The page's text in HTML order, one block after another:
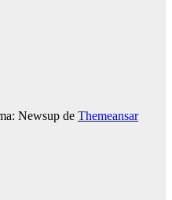
Newsup de Themeansar